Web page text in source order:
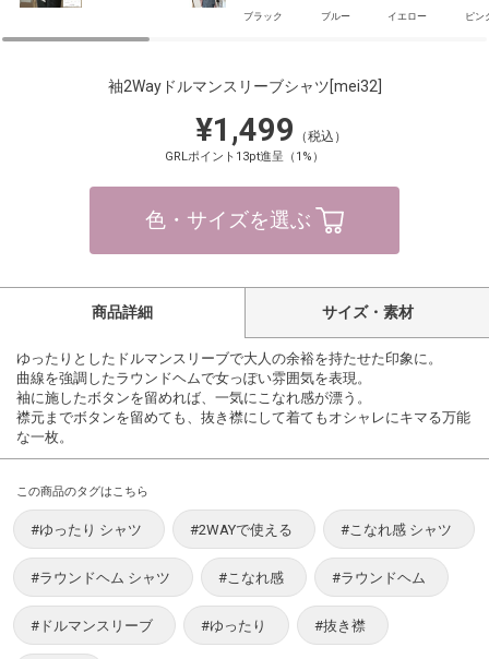
ブラック ブルー イエロー ピン
袖2Wayドルマンスリーブシャツ[mei32]
¥1,499 （税込）
GRLポイント13pt進呈（1%）
色・サイズを選ぶ
商品詳細 サイズ・素材
ゆったりとしたドルマンスリーブで大人の余裕を持たせた印象に。
曲線を強調したラウンドヘムで女っぽい雰囲気を表現。
袖に施したボタンを留めれば、一気にこなれ感が漂う。
襟元までボタンを留めても、抜き襟にして着てもオシャレにキマる万能
な一枚。
この商品のタグはこちら
#ゆったり シャツ #2WAYで使える #こなれ感 シャツ
#ラウンドヘム シャツ #こなれ感 #ラウンドヘム
#ドルマンスリーブ #ゆったり #抜き襟